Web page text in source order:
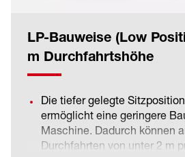
LP-Bauweise (Low
m Durchfahrtshöhe
Die tiefer gelegte
ermöglicht eine geringere
Maschine. Dadurch können
Durchfahrten von unter 2 m